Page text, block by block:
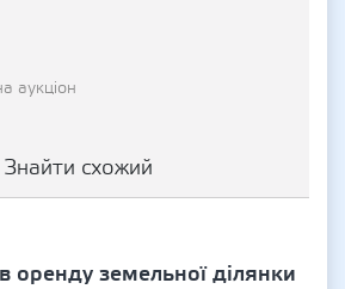
аукціон
Знайти схожий
оренду земельної ділянки